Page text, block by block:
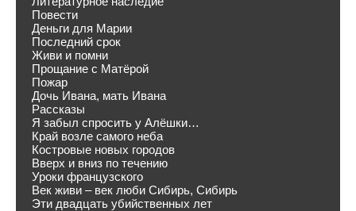
Повести
Деньги для Марии
Последний срок
Живи и помни
Прощание с Матёрой
Пожар
Дочь Ивана, мать Ивана
Рассказы
Я забыл спросить у Алёшки…
Край возле самого неба
Костровые новых городов
Вверх и вниз по течению
Уроки французского
Век живи – век люби Сибирь, Сибирь
Эти двадцать убийственных лет